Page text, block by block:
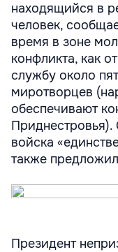
находящийся в
человек,
время в зоне
конфликта, как
службу около
миротворцев
обеспечивают
войска
также
Президент